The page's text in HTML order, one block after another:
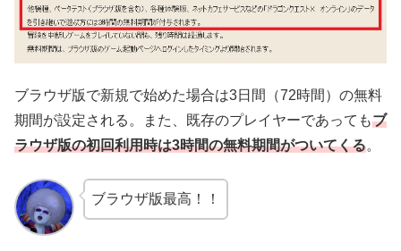
ブラウザ版で新規で始めた場合は3日間（72時間）の無料
期間が設定される。また、既存のプレイヤーであってもブ
ラウザ版の初回利用時は3時間の無料期間がついてくる。
ブラウザ版最高！！